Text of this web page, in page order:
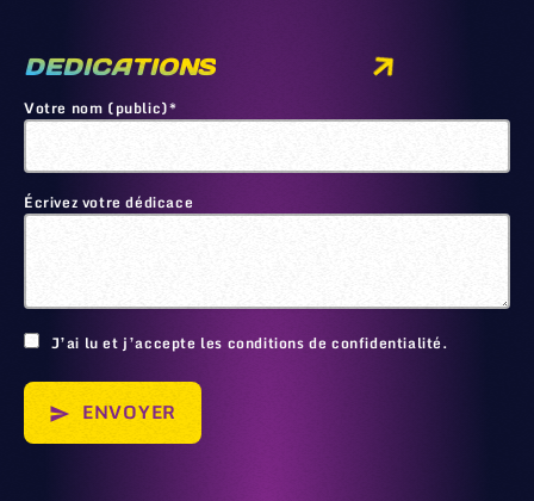
DEDICATIONS
Votre nom (public)*
Écrivez votre dédicace
J’ai lu et j’accepte les conditions de confidentialité.
send ENVOYER